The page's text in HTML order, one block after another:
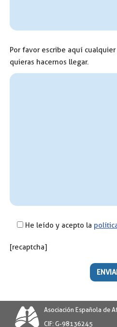
Por favor escribe aquí
quieras hacernos llegar.
He leído y acepto la
[recaptcha]
Asociación Española de
CIF: G-98136245